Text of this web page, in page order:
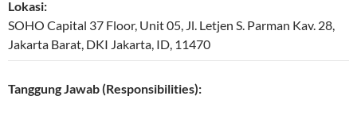
Lokasi:
SOHO Capital 37 Floor, Unit 05, Jl. Letjen S. Parman Kav. 28,
Jakarta Barat, DKI Jakarta, ID, 11470
Tanggung Jawab (Responsibilities):